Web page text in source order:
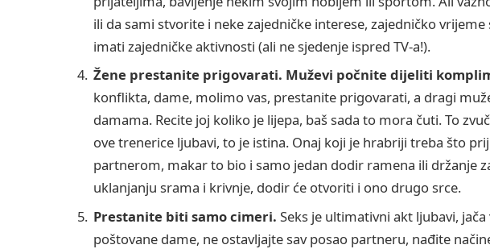
ili da sami stvorite i neke zajedničke interese, zajedničko vrijeme
imati zajedničke aktivnosti (ali ne sjedenje ispred TV-a!).
Žene prestanite prigovarati. Muževi počnite dijeliti
konflikta, dame, molimo vas, prestanite prigovarati, a dragi
damama. Recite joj koliko je lijepa, baš sada to mora čuti. To
ove trenerice ljubavi, to je istina. Onaj koji je hrabriji treba što
partnerom, makar to bio i samo jedan dodir ramena ili držanje
uklanjanju srama i krivnje, dodir će otvoriti i ono drugo srce.
Prestanite biti samo cimeri. Seks je ultimativni akt ljubavi, jača
poštovane dame, ne ostavljajte sav posao partneru, nađite